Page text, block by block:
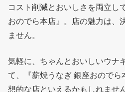
コスト削減とおいしさを両立し
おのでら本店』。店の魅力は、
ません。
気軽に、ちゃんとおいしいウナ
て、『薪焼うなぎ 銀座おので
想的な店といえるかもしれません